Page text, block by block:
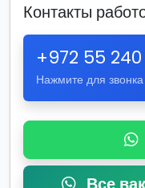
Контакты
+972 55
Нажмите для звонка